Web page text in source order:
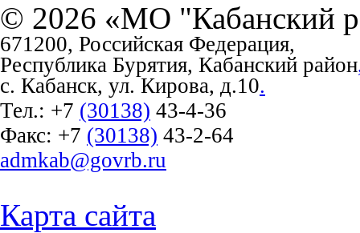
© 2026 «МО "Кабанский
671200, Российская Федерация,
Республика Бурятия, Кабанский район
с. Кабанск, ул. Кирова, д.10.
Тел.: +7 (30138) 43-4-36
Факс: +7 (30138) 43-2-64
admkab@govrb.ru
Карта сайта